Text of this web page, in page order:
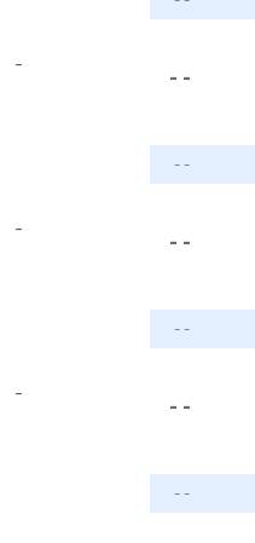
-
- -
- -
-
- -
- -
-
- -
- -